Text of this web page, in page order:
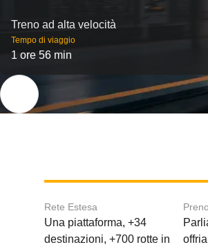
Treno ad alta velocità
Tempo di viaggio
1 ore 56 min
Rete Estesa
Una piattaforma, +34
destinazioni, +700 rotte in